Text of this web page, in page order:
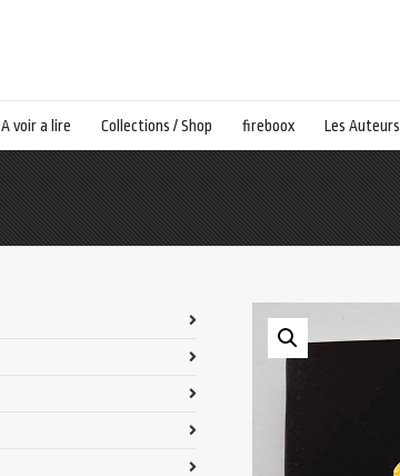
A voir a lire Collections / Shop fireboox Les Auteurs